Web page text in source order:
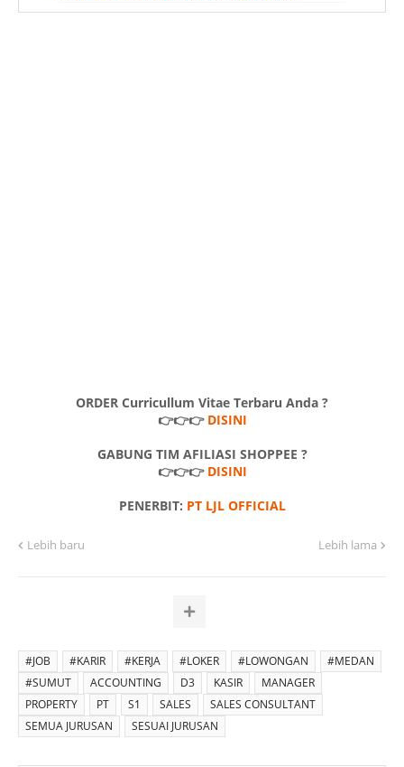
ORDER Curricullum Vitae Terbaru Anda ?
👉👉👉 DISINI
GABUNG TIM AFILIASI SHOPPEE ?
👉👉👉 DISINI
PENERBIT: PT LJL OFFICIAL
Lebih baru Lebih lama
#JOB #KARIR #KERJA #LOKER #LOWONGAN
#MEDAN
#SUMUT
ACCOUNTING D3 KASIR
MANAGER
PROPERTY
PT S1 SALES
SALES CONSULTANT
SEMUA JURUSAN
SESUAI JURUSAN